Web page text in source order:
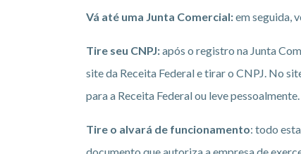
Vá até uma Junta Comercial:em seguida,
Tire seu CNPJ:após o registro na Junta
site da Receita Federal e tirar o CNPJ. No
para a Receita Federal ou leve pessoalmente.
Tire o alvará de funcionamento: todo